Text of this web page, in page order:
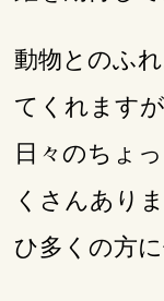
動物とのふ
てくれます
日々のちょ
くさんあり
ひ多くの方